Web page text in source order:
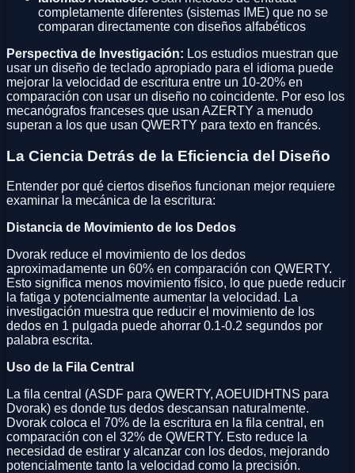
completamente diferentes (sistemas IME) que no se
comparan directamente con diseños alfabéticos
Perspectiva de Investigación: Los estudios muestran que
usar un diseño de teclado apropiado para el idioma puede
mejorar la velocidad de escritura entre un 10-20% en
comparación con usar un diseño no coincidente. Por eso los
mecanógrafos franceses que usan AZERTY a menudo
superan a los que usan QWERTY para texto en francés.
La Ciencia Detrás de la Eficiencia del Diseño
Entender por qué ciertos diseños funcionan mejor requiere
examinar la mecánica de la escritura:
Distancia de Movimiento de los Dedos
Dvorak reduce el movimiento de los dedos
aproximadamente un 60% en comparación con QWERTY.
Esto significa menos movimiento físico, lo que puede reducir
la fatiga y potencialmente aumentar la velocidad. La
investigación muestra que reducir el movimiento de los
dedos en 1 pulgada puede ahorrar 0.1-0.2 segundos por
palabra escrita.
Uso de la Fila Central
La fila central (ASDF para QWERTY, AOEUIDHTNS para
Dvorak) es donde tus dedos descansan naturalmente.
Dvorak coloca el 70% de la escritura en la fila central, en
comparación con el 32% de QWERTY. Esto reduce la
necesidad de estirar y alcanzar con los dedos, mejorando
potencialmente tanto la velocidad como la precisión.